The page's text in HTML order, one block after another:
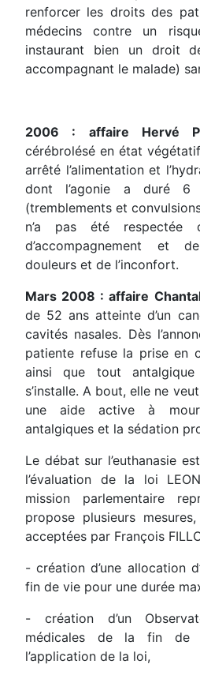
renforcer les droits des
médecins contre un
instaurant bien un droit
accompagnant le malade)
2006 : affaire Hervé
cérébrolésé en état
arrêté l’alimentation et
dont l’agonie a duré 6
(tremblements et
n’a pas été respectée
d’accompagnement et
douleurs et de l’inconfort.
Mars 2008 : affaire Chantal
de 52 ans atteinte d’un
cavités nasales. Dès
patiente refuse la prise en
ainsi que tout
s’installe. A bout, elle ne
une aide active à
antalgiques et la sédation
Le débat sur l’euthanasie
l’évaluation de la loi
mission parlementaire
propose plusieurs
acceptées par François
- création d’une allocation
fin de vie pour une durée
- création d’un
médicales de la fin de
l’application de la loi,